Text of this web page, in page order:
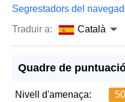
Segrestadors del
Traduir a:
Català
Quadre de
Nivell d'amenaça: